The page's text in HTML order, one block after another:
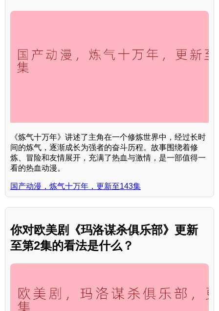
《炼气十万年》讲述了主角在一个修炼世界中，经过长时
间的炼气，逐渐成长为强者的奋斗历程。故事围绕着修
炼、冒险和友情展开，充满了热血与激情，是一部值得一
看的热血动漫。
国产动漫，炼气十万年，更新至143集
你对欧美剧《玛洛谋杀俱乐部》更新
至第2集的看法是什么？